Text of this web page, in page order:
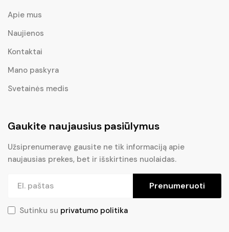
Apie mus
Naujienos
Kontaktai
Mano paskyra
Svetainės medis
Gaukite naujausius pasiūlymus
Užsiprenumeravę gausite ne tik informaciją apie
naujausias prekes, bet ir išskirtines nuolaidas.
Prenumeruoti
Sutinku su privatumo politika